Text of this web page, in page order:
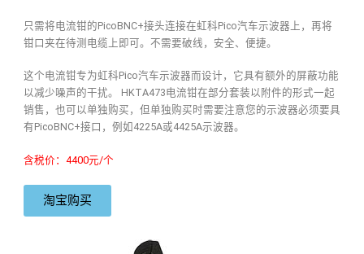
只需将电流钳的PicoBNC+接头连接在虹科Pico汽车示波器上，再将
钳口夹在待测电缆上即可。不需要破线，安全、便捷。
这个电流钳专为虹科Pico汽车示波器而设计，它具有额外的屏蔽功能
以减少噪声的干扰。 HKTA473电流钳在部分套装以附件的形式一起
销售，也可以单独购买，但单独购买时需要注意您的示波器必须要具
有PicoBNC+接口，例如4225A或4425A示波器。
含税价：4400元/个
淘宝购买